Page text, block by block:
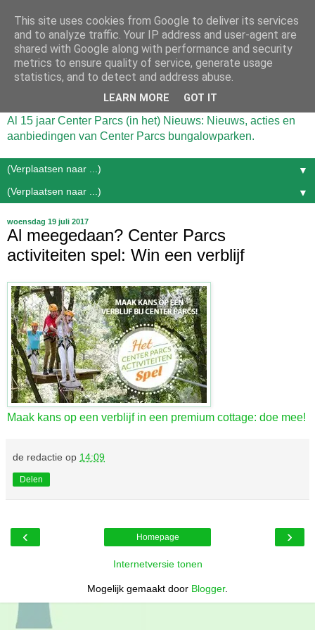
Al 15 jaar Center Parcs (in het) Nieuws: Nieuws, acties en
aanbiedingen van Center Parcs bungalowparken.
▼
▼
woensdag 19 juli 2017
Al meegedaan? Center Parcs
activiteiten spel: Win een verblijf
Maak kans op een verblijf in een premium cottage: doe mee!
de redactie op 14:09
Delen
‹ ›
Homepage
Internetversie tonen
Mogelijk gemaakt door Blogger.
This site uses cookies from Google to deliver its services
and to analyze traffic. Your IP address and user-agent are
shared with Google along with performance and security
metrics to ensure quality of service, generate usage
statistics, and to detect and address abuse.
LEARN MORE GOT IT